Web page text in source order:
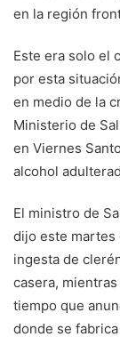
en la región
Este era solo el
por esta
en medio de la
Ministerio de
en Viernes
alcohol
El ministro de
dijo este martes
ingesta de
casera,
tiempo que
donde se